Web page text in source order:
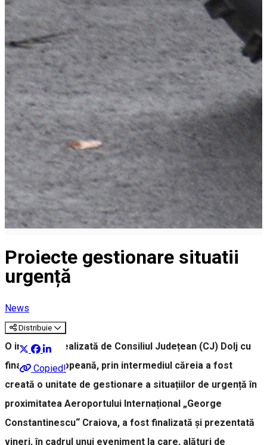
Proiecte gestionare situatii
urgență
News
Distribuie
Copied!
O investiție realizată de Consiliul Județean (CJ) Dolj cu
finanțare europeană, prin intermediul căreia a fost
creată o unitate de gestionare a situațiilor de urgență în
proximitatea Aeroportului Internațional „George
Constantinescu“ Craiova, a fost finalizată și prezentată
vineri, în cadrul unui eveniment la care, alături de